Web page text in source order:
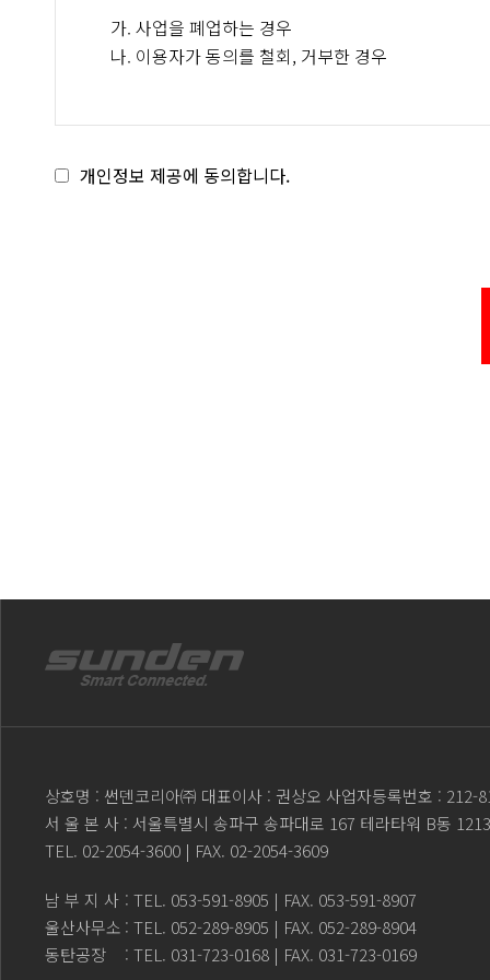
가. 사업을 폐업하는 경우
나. 이용자가 동의를 철회, 거부한 경우
개인정보 제공에 동의합니다.
상호명 : 썬덴코리아㈜ 대표이사 : 권상오 사업자등록번호 : 212-
서 울 본 사 : 서울특별시 송파구 송파대로 167 테라타워 B동
TEL. 02-2054-3600 | FAX. 02-2054-3609
남 부 지 사 : TEL. 053-591-8905 | FAX. 053-591-8907
울산사무소 : TEL. 052-289-8905 | FAX. 052-289-8904
동탄공장
: TEL. 031-723-0168 | FAX. 031-723-0169